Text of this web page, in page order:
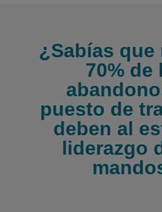
¿Sabías que
70% de
puesto de
deben al
liderazgo